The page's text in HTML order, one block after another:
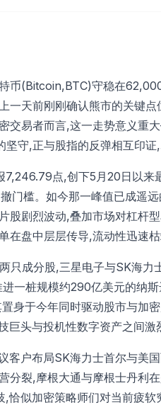
币(Bitcoin,BTC)守稳在
天前刚刚确认熊市的关键点
交易者而言,这一走势意义
守,正与股指的反弹相互印证,
点,创下5月20日以来
门槛。如今那一峰值已成遥远
股剧烈波动,叠加市场对杠杆
盘中层层传导,流动性迅速枯
只成分股,三星电子与SK海力
一桩规模约290亿美元的纳
身于今年同时驱动股市与
巨头与投机性数字资产之间激
户布局SK海力士首尔与美
分裂,摩根大通与摩根士丹利
,恰似加密策略师们对当前疲